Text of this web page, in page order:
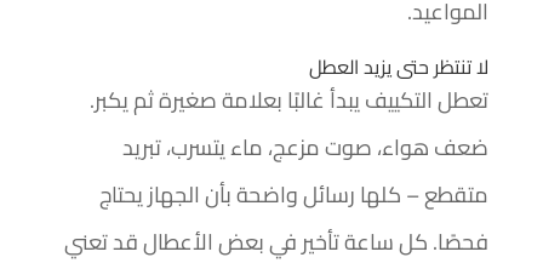
المواعيد.
لا تنتظر حتى يزيد العطل
تعطل التكييف يبدأ غالبًا بعلامة صغيرة ثم يكبر.
ضعف هواء، صوت مزعج، ماء يتسرب، تبريد
متقطع – كلها رسائل واضحة بأن الجهاز يحتاج
فحصًا. كل ساعة تأخير في بعض الأعطال قد تعني